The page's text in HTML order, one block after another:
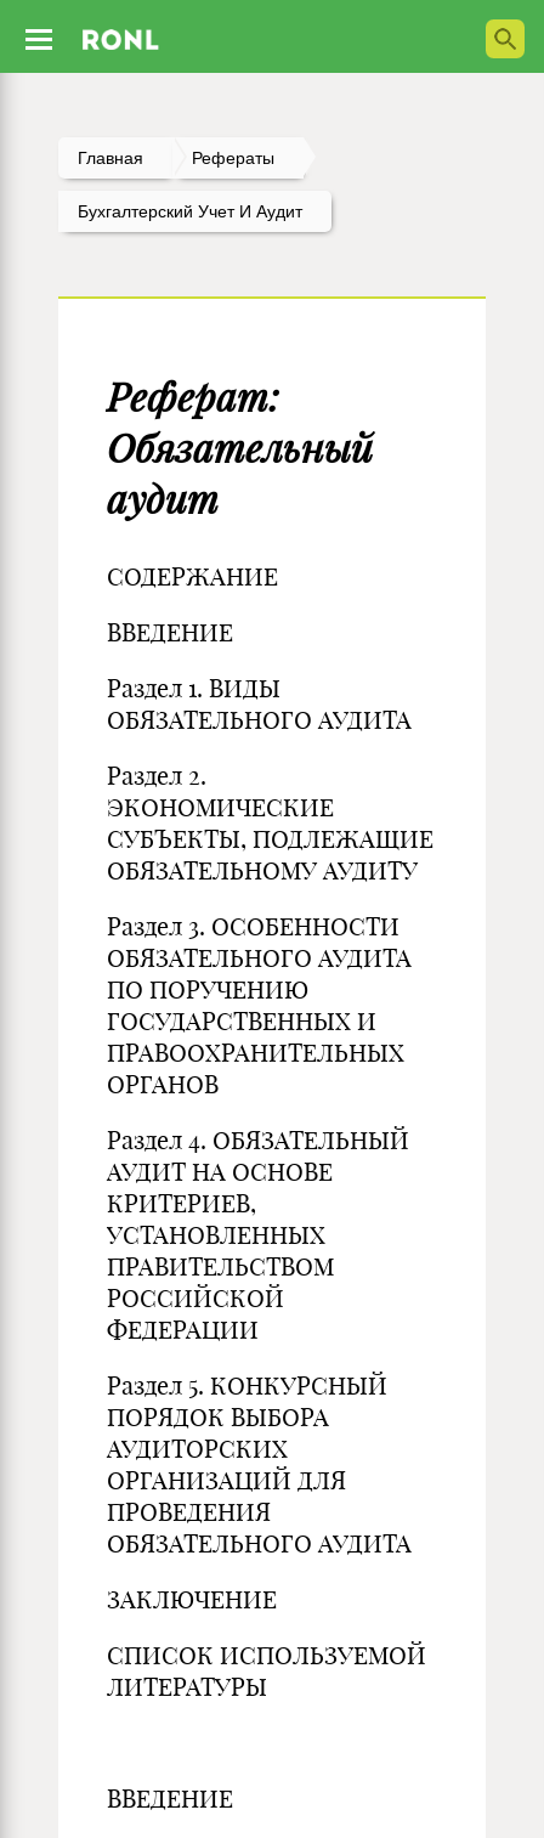
Главная Рефераты
Бухгалтерский Учет И Аудит
Реферат:
Обязательный
аудит
СОДЕРЖАНИЕ
ВВЕДЕНИЕ
Раздел 1. ВИДЫ
ОБЯЗАТЕЛЬНОГО АУДИТА
Раздел 2.
ЭКОНОМИЧЕСКИЕ
СУБЪЕКТЫ, ПОДЛЕЖАЩИЕ
ОБЯЗАТЕЛЬНОМУ АУДИТУ
Раздел 3. ОСОБЕННОСТИ
ОБЯЗАТЕЛЬНОГО АУДИТА
ПО ПОРУЧЕНИЮ
ГОСУДАРСТВЕННЫХ И
ПРАВООХРАНИТЕЛЬНЫХ
ОРГАНОВ
Раздел 4. ОБЯЗАТЕЛЬНЫЙ
АУДИТ НА ОСНОВЕ
КРИТЕРИЕВ,
УСТАНОВЛЕННЫХ
ПРАВИТЕЛЬСТВОМ
РОССИЙСКОЙ
ФЕДЕРАЦИИ
Раздел 5. КОНКУРСНЫЙ
ПОРЯДОК ВЫБОРА
АУДИТОРСКИХ
ОРГАНИЗАЦИЙ ДЛЯ
ПРОВЕДЕНИЯ
ОБЯЗАТЕЛЬНОГО АУДИТА
ЗАКЛЮЧЕНИЕ
СПИСОК ИСПОЛЬЗУЕМОЙ
ЛИТЕРАТУРЫ
ВВЕДЕНИЕ